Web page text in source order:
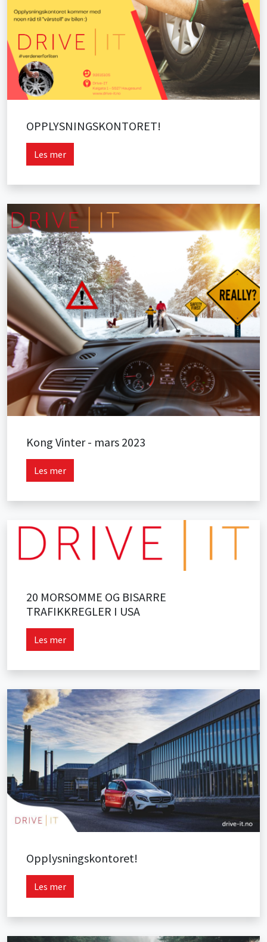
OPPLYSNINGSKONTORET!
Les mer
Kong Vinter - mars 2023
Les mer
20 MORSOMME OG BISARRE
TRAFIKKREGLER I USA
Les mer
Opplysningskontoret!
Les mer